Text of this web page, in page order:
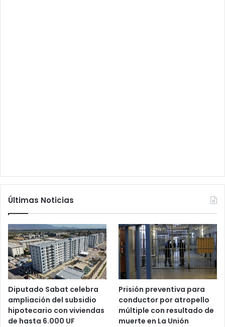
Últimas Noticias
Diputado Sabat celebra
ampliación del subsidio
hipotecario con viviendas
de hasta 6.000 UF
Prisión preventiva para
conductor por atropello
múltiple con resultado de
muerte en La Unión